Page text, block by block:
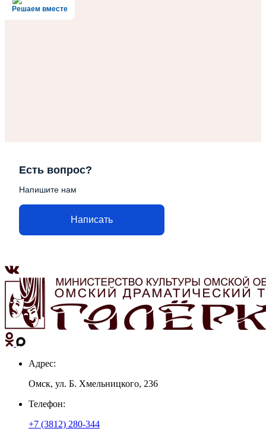
Решаем вместе
Есть вопрос?
Напишите нам
Написать
Адрес:
Омск, ул. Б. Хмельницкого, 236
Телефон:
+7 (3812) 280-344